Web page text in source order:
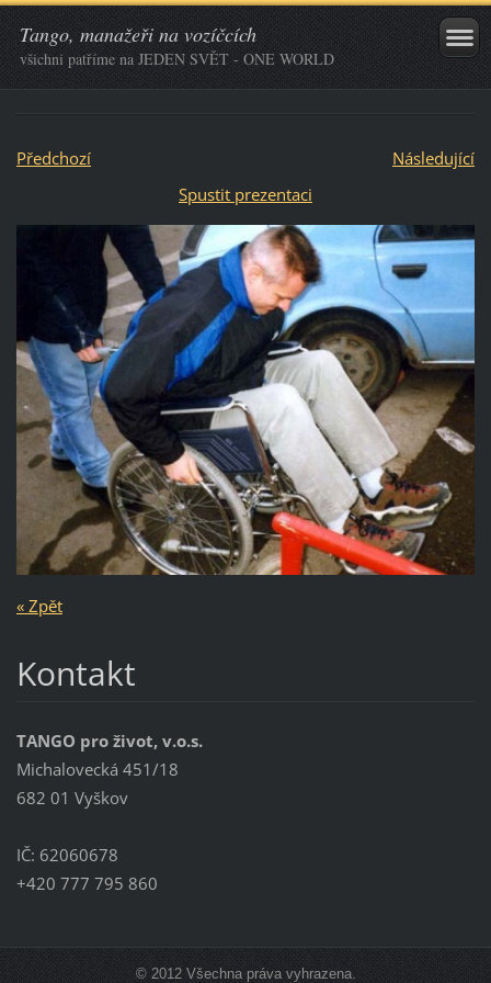
Tango, manažeři na vozíčcích
všichni patříme na JEDEN SVĚT - ONE WORLD
Předchozí
Následující
Spustit prezentaci
« Zpět
Kontakt
TANGO pro život, v.o.s.
Michalovecká 451/18
682 01 Vyškov
IČ: 62060678
+420 777 795 860
© 2012 Všechna práva vyhrazena.